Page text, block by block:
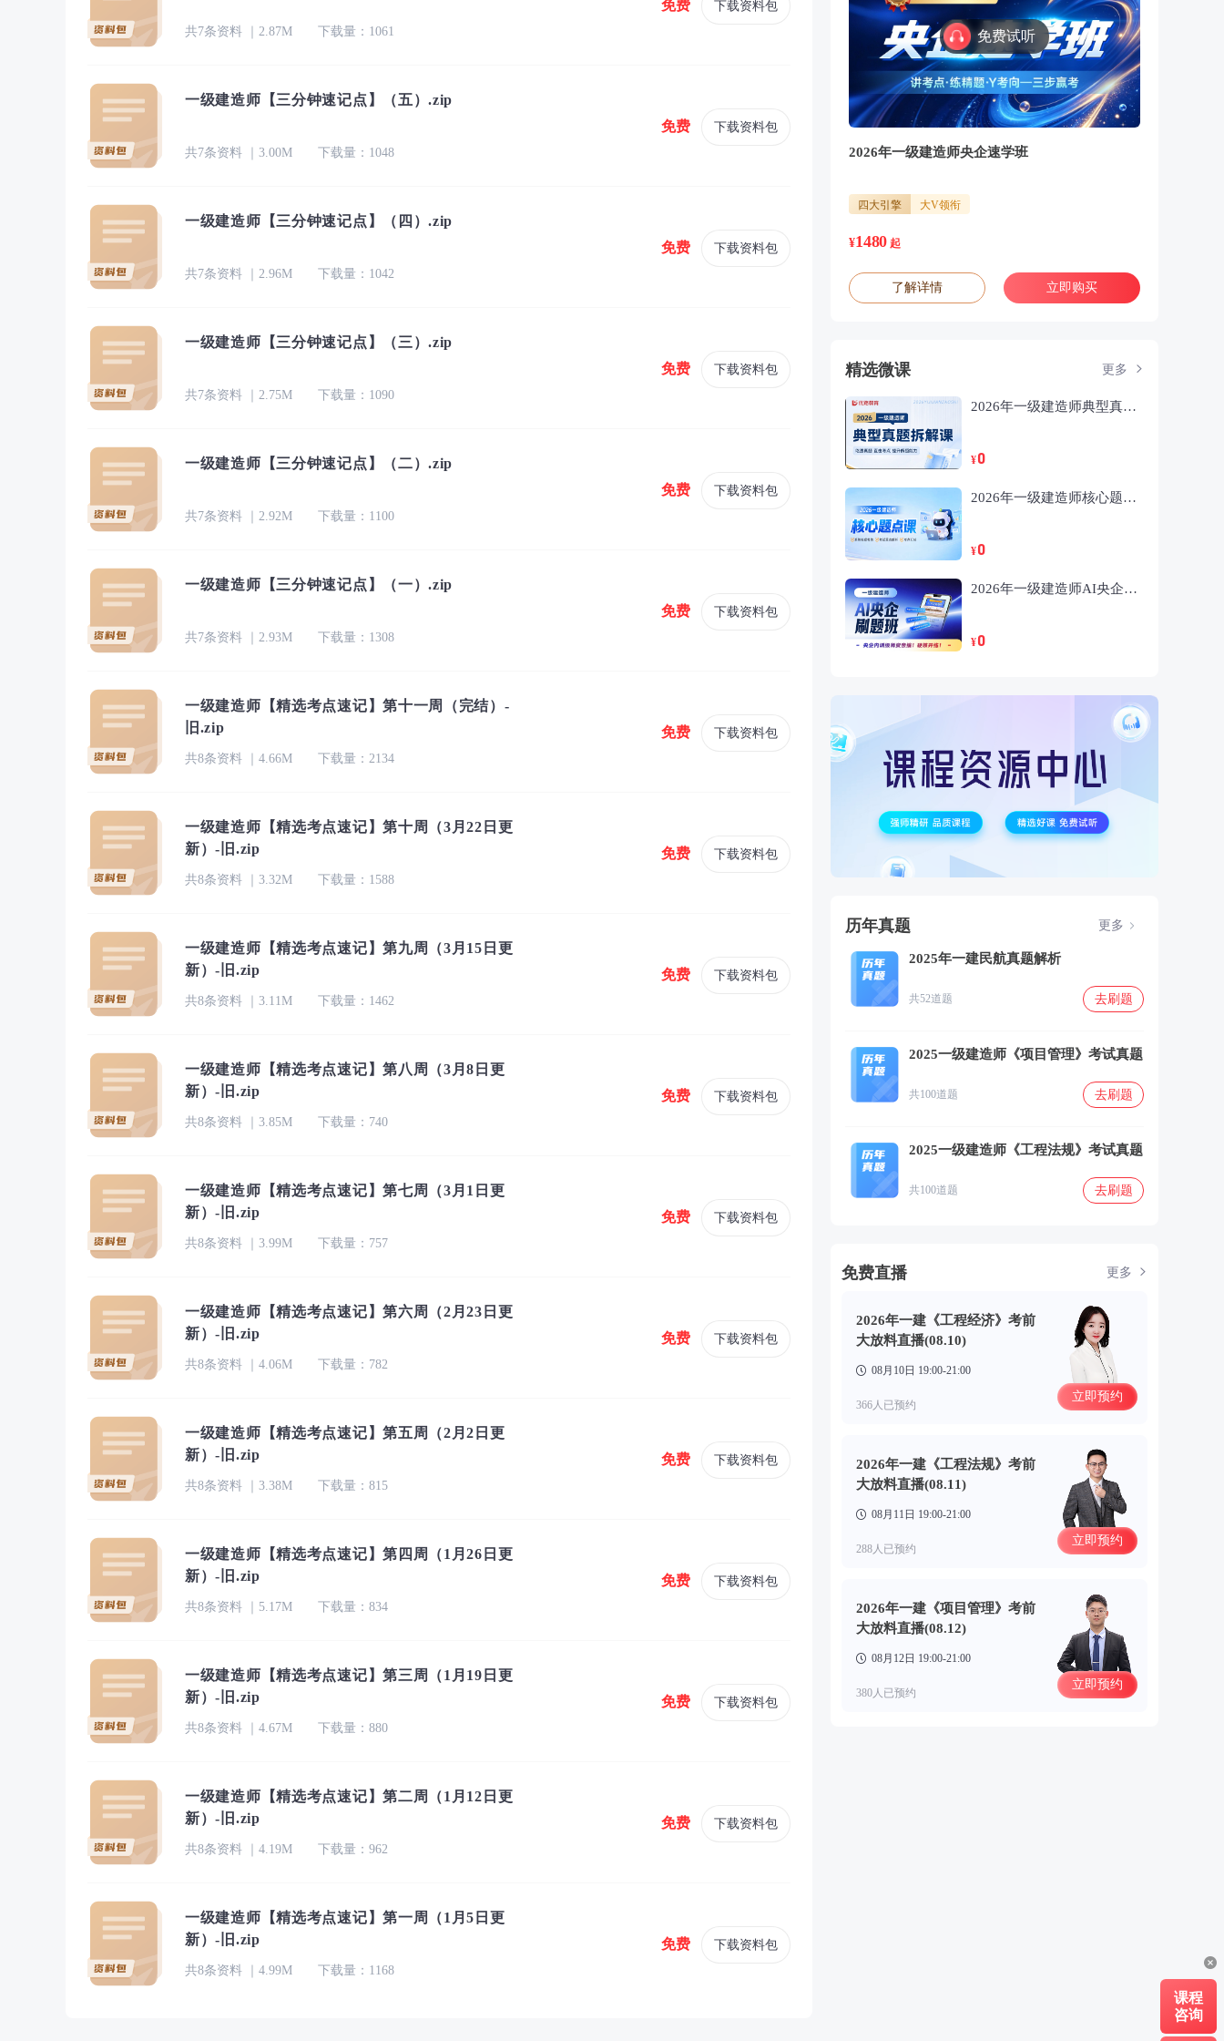
共7条资料 ｜2.87M 下载量：1061
免费 下载资料包
一级建造师【三分钟速记点】（五）.zip
共7条资料 ｜3.00M 下载量：1048
免费 下载资料包
一级建造师【三分钟速记点】（四）.zip
共7条资料 ｜2.96M 下载量：1042
免费 下载资料包
一级建造师【三分钟速记点】（三）.zip
共7条资料 ｜2.75M 下载量：1090
免费 下载资料包
一级建造师【三分钟速记点】（二）.zip
共7条资料 ｜2.92M 下载量：1100
免费 下载资料包
一级建造师【三分钟速记点】（一）.zip
共7条资料 ｜2.93M 下载量：1308
免费 下载资料包
一级建造师【精选考点速记】第十一周（完结）-
旧.zip
共8条资料 ｜4.66M 下载量：2134
免费 下载资料包
一级建造师【精选考点速记】第十周（3月22日更
新）-旧.zip
共8条资料 ｜3.32M 下载量：1588
免费 下载资料包
一级建造师【精选考点速记】第九周（3月15日更
新）-旧.zip
共8条资料 ｜3.11M 下载量：1462
免费 下载资料包
一级建造师【精选考点速记】第八周（3月8日更
新）-旧.zip
共8条资料 ｜3.85M 下载量：740
免费 下载资料包
一级建造师【精选考点速记】第七周（3月1日更
新）-旧.zip
共8条资料 ｜3.99M 下载量：757
免费 下载资料包
一级建造师【精选考点速记】第六周（2月23日更
新）-旧.zip
共8条资料 ｜4.06M 下载量：782
免费 下载资料包
一级建造师【精选考点速记】第五周（2月2日更
新）-旧.zip
共8条资料 ｜3.38M 下载量：815
免费 下载资料包
一级建造师【精选考点速记】第四周（1月26日更
新）-旧.zip
共8条资料 ｜5.17M 下载量：834
免费 下载资料包
一级建造师【精选考点速记】第三周（1月19日更
新）-旧.zip
共8条资料 ｜4.67M 下载量：880
免费 下载资料包
一级建造师【精选考点速记】第二周（1月12日更
新）-旧.zip
共8条资料 ｜4.19M 下载量：962
免费 下载资料包
一级建造师【精选考点速记】第一周（1月5日更
新）-旧.zip
共8条资料 ｜4.99M 下载量：1168
免费 下载资料包
免费试听
2026年一级建造师央企速学班
四大引擎 大V领衔
¥1480 起
了解详情 立即购买
精选微课 更多
2026年一级建造师典型真题拆解课
¥0
2026年一级建造师核心题点课
¥0
2026年一级建造师AI央企刷题班
¥0
历年真题 更多
2025年一建民航真题解析
共52道题 去刷题
2025一级建造师《项目管理》考试真题
共100道题 去刷题
2025一级建造师《工程法规》考试真题
共100道题 去刷题
免费直播 更多
2026年一建《工程经济》考前
大放料直播(08.10)
08月10日 19:00-21:00
366人已预约
立即预约
2026年一建《工程法规》考前
大放料直播(08.11)
08月11日 19:00-21:00
288人已预约
立即预约
2026年一建《项目管理》考前
大放料直播(08.12)
08月12日 19:00-21:00
380人已预约
立即预约
课程
咨询